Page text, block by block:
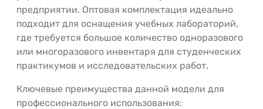
предприятии. Оптовая комплектация идеально
подходит для оснащения учебных лабораторий,
где требуется большое количество одноразового
или многоразового инвентаря для студенческих
практикумов и исследовательских работ.
Ключевые преимущества данной модели для
профессионального использования: